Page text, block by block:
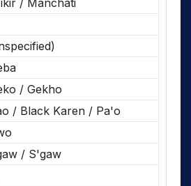
/ Manchati
/ Gekho
/ Black Karen / Pa'o
/ S'gaw